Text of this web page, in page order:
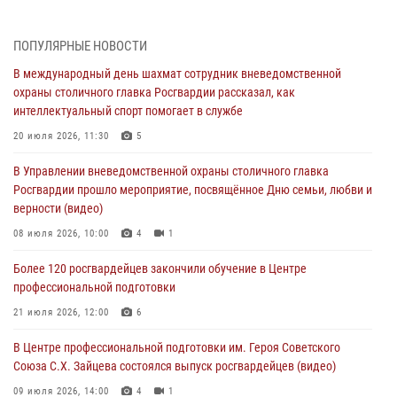
Офицер Росгвардии стал гостем прямого эфира на «Радио Москвы»
04 августа 2026, 12:28
В Москве росгвардейцы задержали подозреваемого в нападении
на охранника торгового центра (видео)
В Главном управлении Росгвардии по городу Москве подвели итоги
работы подразделений за прошедший месяц
03 августа 2026, 13:00
На востоке Москвы сотрудники Росгвардии задержали мужчину,
находящегося в федеральном розыске (видео)
03 августа 2026, 12:00
ПОПУЛЯРНЫЕ НОВОСТИ
В международный день шахмат сотрудник вневедомственной
охраны столичного главка Росгвардии рассказал, как
интеллектуальный спорт помогает в службе
20 июля 2026, 11:30 5
В Управлении вневедомственной охраны столичного главка
Росгвардии прошло мероприятие, посвящённое Дню семьи, любви и
верности (видео)
08 июля 2026, 10:00 4 1
Более 120 росгвардейцев закончили обучение в Центре
профессиональной подготовки
21 июля 2026, 12:00 6
В Центре профессиональной подготовки им. Героя Советского
Союза С.Х. Зайцева состоялся выпуск росгвардейцев (видео)
09 июля 2026, 14:00 4 1